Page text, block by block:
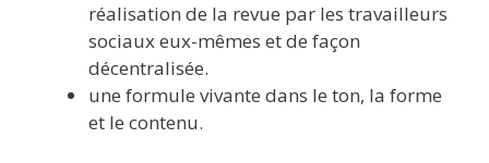
réalisation de la revue par les travailleurs
sociaux eux-mêmes et de façon
décentralisée.
une formule vivante dans le ton, la forme
et le contenu.